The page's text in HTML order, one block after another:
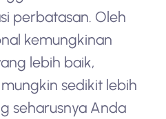
perbatasan. Oleh
kemungkinan
lebih baik,
sedikit lebih
seharusnya Anda